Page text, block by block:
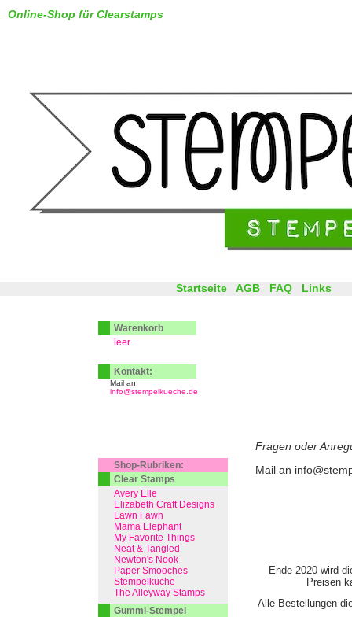
Online-Shop für Clearstamps
Fragen oder
Mail an
Ende 2020 wird
Preisen
Alle Bestellungen
Startseite AGB FAQ Links
Warenkorb
leer
Kontakt:
Mail an:
info@stempelkueche.de
Shop-Rubriken:
Clear Stamps
Avery Elle
Elizabeth Craft Designs
Lawn Fawn
Mama Elephant
My Favorite Things
Neat & Tangled
Newton's Nook
Paper Smooches
Stempelküche
The Alleyway Stamps
Gummi-Stempel